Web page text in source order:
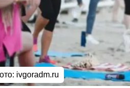
ivgoradm.ru